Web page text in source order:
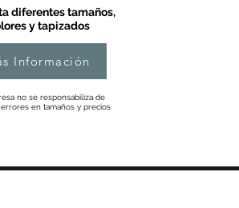
diferentes tamaños,
y tapizados
Información
no se responsabiliza de
en tamaños y precios